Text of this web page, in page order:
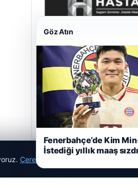
Hastaş Beton
05/26/2026
Çerez Politikamız
Göz Atın
Fenerbahçe’de Kim
İstediği yıllık maaş sızdı